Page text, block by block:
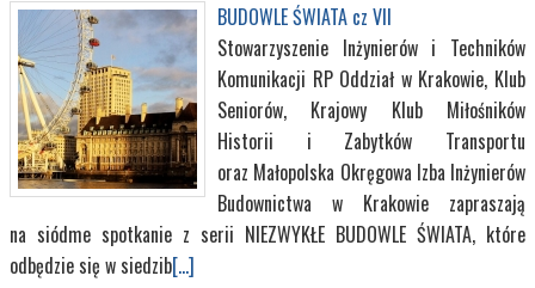
BUDOWLE ŚWIATA cz VII
Stowarzyszenie Inżynierów i Techników
Komunikacji RP Oddział w Krakowie, Klub
Seniorów, Krajowy Klub Miłośników
Historii i Zabytków Transportu
oraz Małopolska Okręgowa Izba Inżynierów
Budownictwa w Krakowie zapraszają
na siódme spotkanie z serii NIEZWYKŁE BUDOWLE ŚWIATA, które
odbędzie się w siedzib[...]